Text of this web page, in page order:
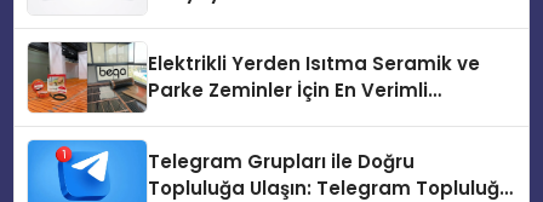
Elektrikli Yerden Isıtma Seramik ve
Parke Zeminler İçin En Verimli
Telegram Grupları ile Doğru
Topluluğa Ulaşın: Telegram Topluluğu